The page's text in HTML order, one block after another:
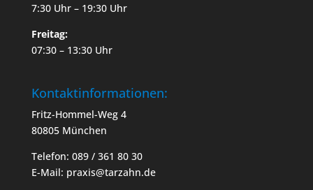
7:30 Uhr – 19:30 Uhr
Freitag:
07:30 – 13:30 Uhr
Kontaktinformationen:
Fritz-Hommel-Weg 4
80805 München
Telefon: 089 / 361 80 30
E-Mail: praxis@tarzahn.de